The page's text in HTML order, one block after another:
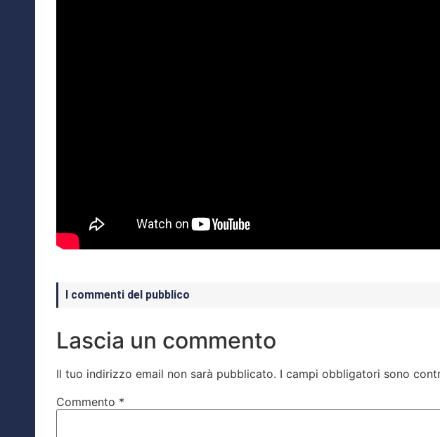
I commenti del pubblico
Lascia un commento
Il tuo indirizzo email non sarà pubblicato. I campi obbligatori sono
Commento *